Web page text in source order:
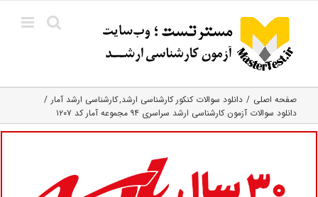
content
صفحه اصلی دانلود سوالات کنکور کارشناسی ارشد کارشناسی ارشد آمار
دانلود سوالات آزمون کارشناسی ارشد سراسری ۹۴ مجموعه آمار کد ۱۲۰۷